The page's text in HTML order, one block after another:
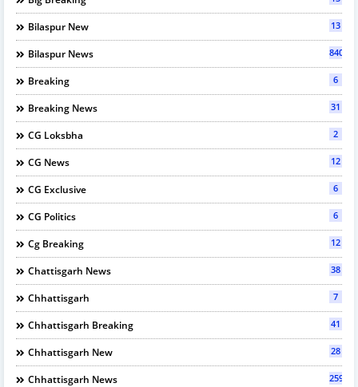
Bilaspur New 13
Bilaspur News 840
Breaking 6
Breaking News 31
CG Loksbha 2
CG News 12
CG Exclusive 6
CG Politics 6
Cg Breaking 12
Chattisgarh News 38
Chhattisgarh 7
Chhattisgarh Breaking 41
Chhattisgarh New 28
Chhattisgarh News 2597